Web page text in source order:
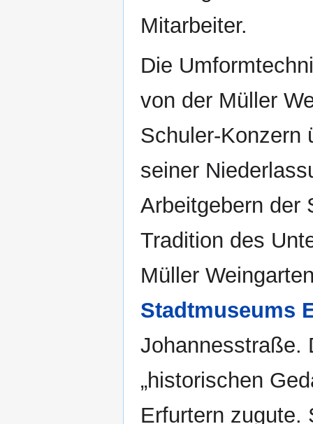
Mitarbeiter.
Die
von der Müller
Schuler-Konzern
seiner
Arbeitgebern der
Tradition des
Müller
Stadtmuseums
Johannesstraße.
„historischen
Erfurtern zugute.